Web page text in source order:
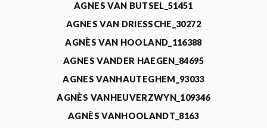
AGNES VAN BUTSEL_51451
AGNES VAN DRIESSCHE_30272
AGNÈS VAN HOOLAND_116388
AGNES VANDER HAEGEN_84695
AGNES VANHAUTEGHEM_93033
AGNÈS VANHEUVERZWYN_109346
AGNÈS VANHOOLANDT_8163